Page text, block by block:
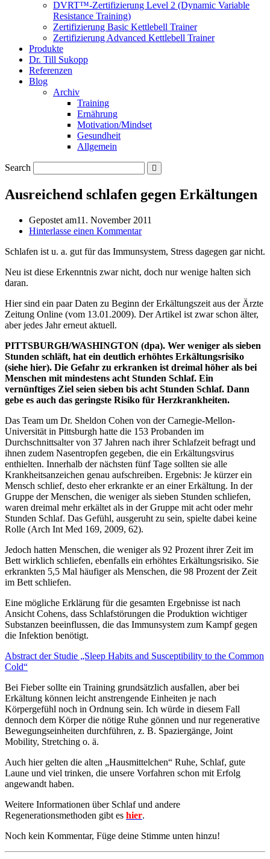
DVRT™-Zertifizierung Level 2 (Dynamic Variable
Resistance Training)
Zertifizierung Basic Kettlebell Trainer
Zertifizierung Advanced Kettlebell Trainer
Produkte
Dr. Till Sukopp
Referenzen
Blog
Archiv
Training
Ernährung
Motivation/Mindset
Gesundheit
Allgemein
Search
Ausreichend schlafen gegen Erkältungen
Gepostet am11. November 2011
Hinterlasse einen Kommentar
Schlafen ist u. a. gut für das Immunsystem, Stress dagegen gar nicht.
Neu ist diese Erkenntnis zwar nicht, doch nur wenige halten sich
daran.
Hier sind ein paar Daten zu Beginn der Erkältungszeit aus der Ärzte
Zeitung Online (vom 13.01.2009). Der Artikel ist zwar schon älter,
aber jedes Jahr erneut aktuell.
PITTSBURGH/WASHINGTON (dpa). Wer weniger als sieben
Stunden schläft, hat ein deutlich erhöhtes Erkältungsrisiko
(siehe hier). Die Gefahr zu erkranken ist dreimal höher als bei
Menschen mit mindestens acht Stunden Schlaf. Ein
vernünftiges Ziel seien sieben bis acht Stunden Schlaf. Dann
gebe es auch das geringste Risiko für Herzkrankheiten.
Das Team um Dr. Sheldon Cohen von der Carnegie-Mellon-
Universität in Pittsburgh hatte die 153 Probanden im
Durchschnittsalter von 37 Jahren nach ihrer Schlafzeit befragt und
ihnen zudem Nasentropfen gegeben, die ein Erkältungsvirus
enthielten. Innerhalb der nächsten fünf Tage sollten sie alle
Krankheitsanzeichen genau aufschreiben. Ergebnis: Je kürzer ein
Mensch schlief, desto eher erkrankte er an einer Erkältung. In der
Gruppe der Menschen, die weniger als sieben Stunden schliefen,
waren dreimal mehr erkältet als in der Gruppe mit acht oder mehr
Stunden Schlaf. Das Gefühl, ausgeruht zu sein, spielte dabei keine
Rolle (Arch Int Med 169, 2009, 62).
Jedoch hatten Menschen, die weniger als 92 Prozent ihrer Zeit im
Bett wirklich schliefen, ebenfalls ein erhöhtes Erkältungsrisiko. Sie
erkrankten 5,5 Mal häufiger als Menschen, die 98 Prozent der Zeit
im Bett schliefen.
Eine mögliche Erklärung für die gesamten Ergebnisse ist nach
Ansicht Cohens, dass Schlafstörungen die Produktion wichtiger
Substanzen beeinflussen, die das Immunsystem zum Kampf gegen
die Infektion benötigt.
Abstract der Studie „Sleep Habits and Susceptibility to the Common
Cold“
Bei Fieber sollte ein Training grundsätzlich ausfallen, aber bei
Erkältung können leicht anstrengende Einheiten je nach
Körpergefühl noch in Ordnung sein. Ich würde in diesem Fall
dennoch dem Körper die nötige Ruhe gönnen und nur regenerative
Bewegungseinheiten durchführen, z. B. Spaziergänge, Joint
Mobility, Stretching o. ä.
Auch hier gelten die alten „Hausmittelchen“ Ruhe, Schlaf, gute
Laune und viel trinken, die unsere Vorfahren schon mit Erfolg
angewandt haben.
Weitere Informationen über Schlaf und andere
Regenerationsmethoden gibt es hier.
Noch kein Kommentar, Füge deine Stimme unten hinzu!